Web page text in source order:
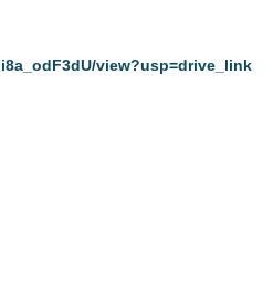
view?usp=drive_link